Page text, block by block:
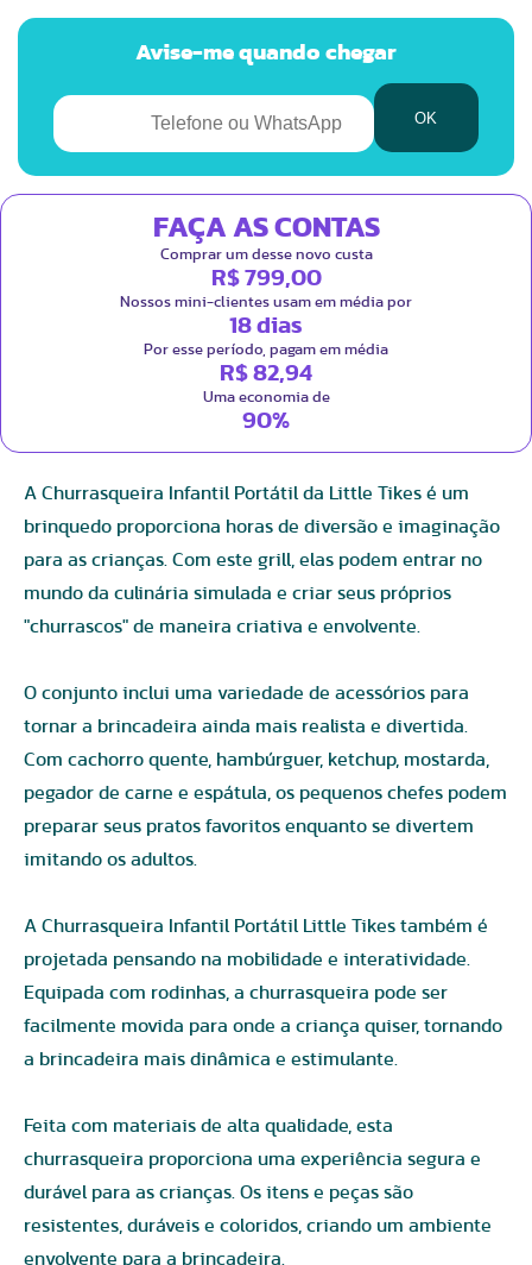
Avise-me quando chegar
FAÇA AS CONTAS
Comprar um desse novo custa
R$ 799,00
Nossos mini-clientes usam em média por
18 dias
Por esse período, pagam em média
R$ 82,94
Uma economia de
90%
A Churrasqueira Infantil Portátil da Little Tikes é um
brinquedo proporciona horas de diversão e imaginação
para as crianças. Com este grill, elas podem entrar no
mundo da culinária simulada e criar seus próprios
"churrascos" de maneira criativa e envolvente.
O conjunto inclui uma variedade de acessórios para
tornar a brincadeira ainda mais realista e divertida.
Com cachorro quente, hambúrguer, ketchup, mostarda,
pegador de carne e espátula, os pequenos chefes podem
preparar seus pratos favoritos enquanto se divertem
imitando os adultos.
A Churrasqueira Infantil Portátil Little Tikes também é
projetada pensando na mobilidade e interatividade.
Equipada com rodinhas, a churrasqueira pode ser
facilmente movida para onde a criança quiser, tornando
a brincadeira mais dinâmica e estimulante.
Feita com materiais de alta qualidade, esta
churrasqueira proporciona uma experiência segura e
durável para as crianças. Os itens e peças são
resistentes, duráveis e coloridos, criando um ambiente
envolvente para a brincadeira.